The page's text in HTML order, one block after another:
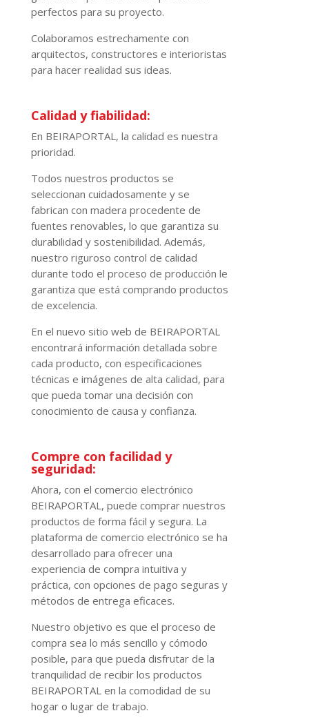
perfectos para su proyecto.
Colaboramos estrechamente con
arquitectos, constructores e interioristas
para hacer realidad sus ideas.
Calidad y fiabilidad:
En BEIRAPORTAL, la calidad es nuestra
prioridad.
Todos nuestros productos se
seleccionan cuidadosamente y se
fabrican con madera procedente de
fuentes renovables, lo que garantiza su
durabilidad y sostenibilidad. Además,
nuestro riguroso control de calidad
durante todo el proceso de producción le
garantiza que está comprando productos
de excelencia.
En el nuevo sitio web de BEIRAPORTAL
encontrará información detallada sobre
cada producto, con especificaciones
técnicas e imágenes de alta calidad, para
que pueda tomar una decisión con
conocimiento de causa y confianza.
Compre con facilidad y
seguridad:
Ahora, con el comercio electrónico
BEIRAPORTAL, puede comprar nuestros
productos de forma fácil y segura. La
plataforma de comercio electrónico se ha
desarrollado para ofrecer una
experiencia de compra intuitiva y
práctica, con opciones de pago seguras y
métodos de entrega eficaces.
Nuestro objetivo es que el proceso de
compra sea lo más sencillo y cómodo
posible, para que pueda disfrutar de la
tranquilidad de recibir los productos
BEIRAPORTAL en la comodidad de su
hogar o lugar de trabajo.